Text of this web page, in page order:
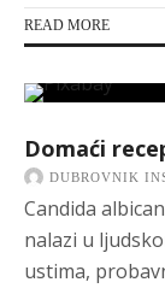
READ MORE
Domaći
DUBROVNIK
Candida
nalazi u
ustima,